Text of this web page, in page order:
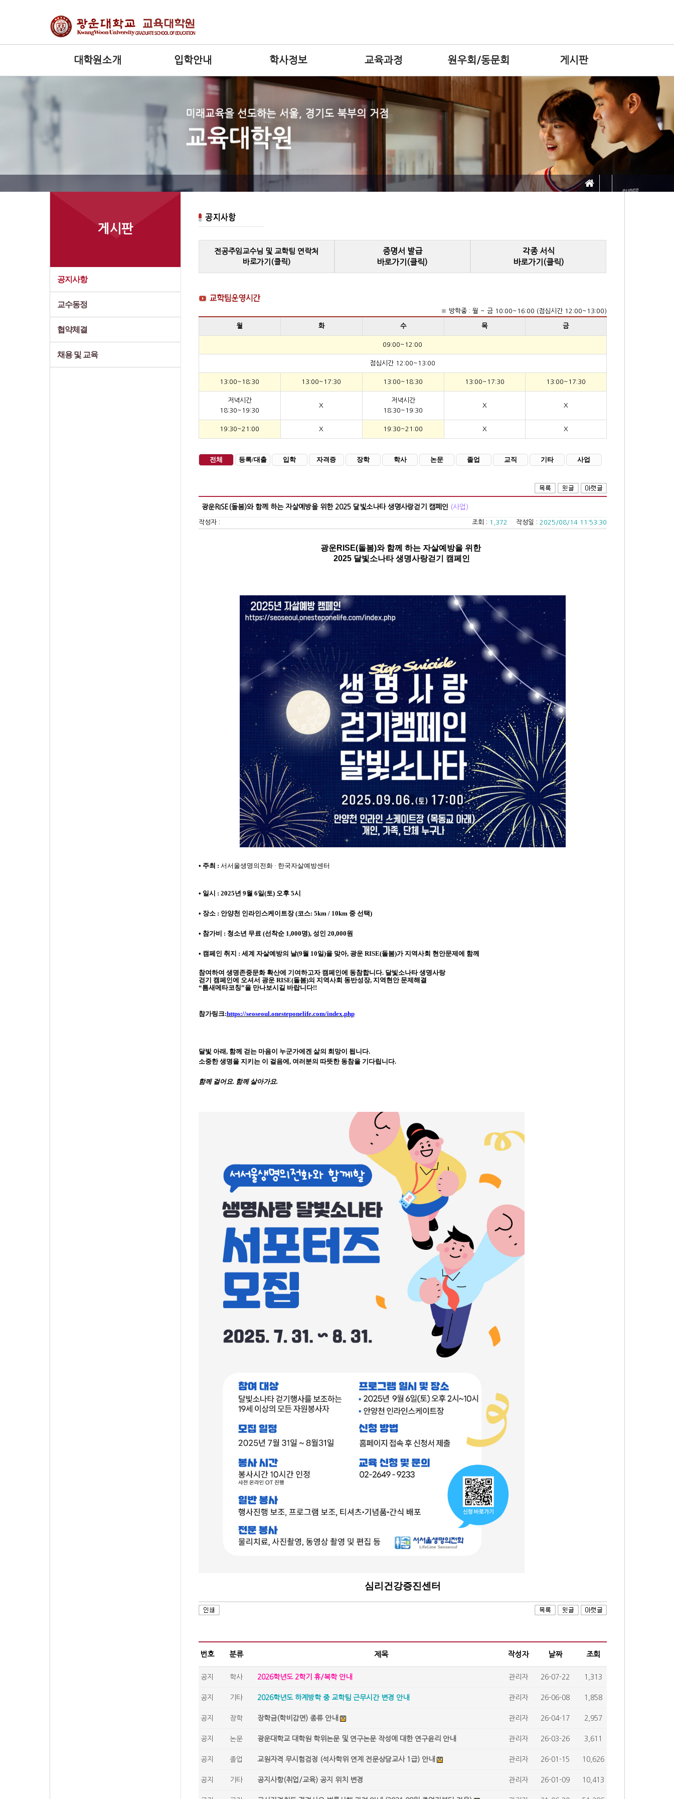
대학원소개 입학안내 학사정보 교육과정 원우회/동문회 게시판
게시판
공지사항
교수동정
협약체결
채용 및 교육
전공주임교수님 및 교학팀 연락처
바로가기(클릭)
증명서 발급
바로가기(클릭)
각종 서식
바로가기(클릭)
※ 방학중 : 월 ~ 금 10:00~16:00 (점심시간 12:00~13:00)
월 화 수 목 금
09:00~12:00
점심시간 12:00~13:00
13:00~18:30 13:00~17:30 13:00~18:30 13:00~17:30 13:00~17:30
저녁시간
18:30~19:30
X
저녁시간
18:30~19:30
X X
19:30~21:00 X 19:30~21:00 X X
전체 등록/대출 입학 자격증 장학 학사 논문 졸업 교직 기타 사업
광운RISE(돌봄)와 함께 하는 자살예방을 위한 2025 달빛소나타 생명사랑걷기 캠페인 (사업)
작성자 : 조회 : 1,372 작성일 : 2025/08/14 11:53:30
광운RISE(돌봄)와 함께 하는 자살예방을 위한
2025 달빛소나타 생명사랑걷기 캠페인
• 주최 : 서서울생명의전화 · 한국자살예방센터
• 일시 : 2025년 9월 6일(토) 오후 5시
• 장소 : 안양천 인라인스케이트장(코스: 5km / 10km 중 선택)
• 참가비 : 청소년 무료 (선착순 1,000명), 성인 20,000원
• 캠페인 취지 : 세계 자살예방의 날(9월 10일)을 맞아, 광운 RISE(돌봄)가 지역사회 현안문제에 함께
참여하여 생명존중문화 확산에 기여하고자 캠페인에 동참합니다. 달빛소나타 생명사랑
걷기 캠페인에 오셔서 광운 RISE(돌봄)의 지역사회 동반성장, 지역현안 문제해결
“틈새메타코칭”을 만나보시길 바랍니다!!
참가링크:https://seoseoul.onesteponelife.com/index.php
달빛 아래, 함께 걷는 마음이 누군가에겐 삶의 희망이 됩니다.
소중한 생명을 지키는 이 걸음에 , 여러분의 따뜻한 동참을 기다립니다.
함께 걸어요. 함께 살아가요.
심리건강증진센터
번호 분류 제목 작성자 날짜 조회
공지 학사 2026학년도 2학기 휴/복학 안내 관리자 26-07-22 1,313
공지 기타 2026학년도 하계방학 중 교학팀 근무시간 변경 안내 관리자 26-06-08 1,858
공지 장학 장학금(학비감면) 종류 안내 관리자 26-04-17 2,957
공지 논문 광운대학교 대학원 학위논문 및 연구논문 작성에 대한 연구윤리 안내 관리자 26-03-26 3,611
공지 졸업 교원자격 무시험검정 (석사학위 연계 전문상담교사 1급) 안내 관리자 26-01-15 10,626
공지 기타 공지사항(취업/교육) 공지 위치 변경 관리자 26-01-09 10,413